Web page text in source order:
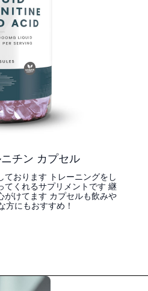
チン カプセル
ております トレーニングをし
てくれるサプリメントです 継
がけてます カプセルも飲みや
方にもおすすめ！